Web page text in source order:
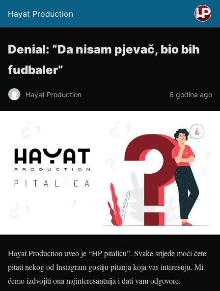
Hayat Production
Denial: “Da nisam pjevač, bio bih
fudbaler”
Hayat Production 6 godina ago
Hayat Production uveo je “HP pitalicu”. Svake srijede moći ćete
pitati nekog od Instagram gostiju pitanja koja vas interesuju. Mi
ćemo izdvojiti ona najinteresantnija i dati vam odgovore.